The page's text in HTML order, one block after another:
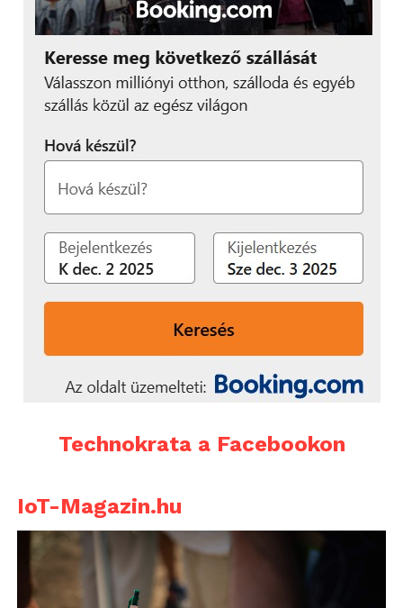
Technokrata a Facebookon
IoT-Magazin.hu